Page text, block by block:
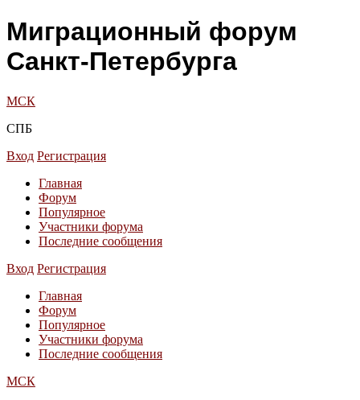
Миграционный форум
Санкт-Петербурга
МСК
СПБ
Вход Регистрация
Главная
Форум
Популярное
Участники форума
Последние сообщения
Вход Регистрация
Главная
Форум
Популярное
Участники форума
Последние сообщения
МСК